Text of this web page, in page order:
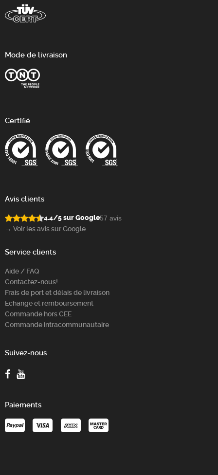
Mode de livraison
Certifié
Avis clients
4.4/5 sur Google57 avis
→ Voir les avis sur Google
Service clients
Aide / FAQ
Contactez-nous!
Frais de port et délais de livraison
Echange et remboursement
Commande hors CEE
Commande intracommunautaire
Suivez-nous
Paiements